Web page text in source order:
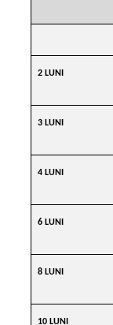
2 LUNI
3 LUNI
4 LUNI
6 LUNI
8 LUNI
10 LUNI